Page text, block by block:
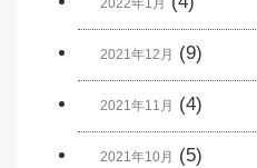
2022年1月
2021年12月 (9)
2021年11月 (4)
2021年10月 (5)